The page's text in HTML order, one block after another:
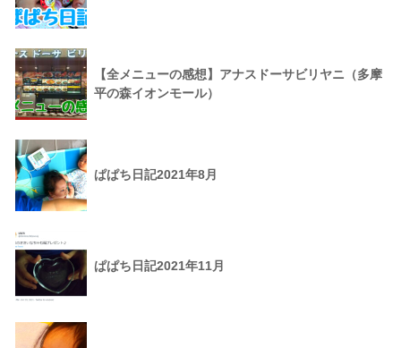
【全メニューの感想】アナスドーサビリヤニ（多摩
平の森イオンモール）
ぱぱち日記2021年8月
ぱぱち日記2021年11月